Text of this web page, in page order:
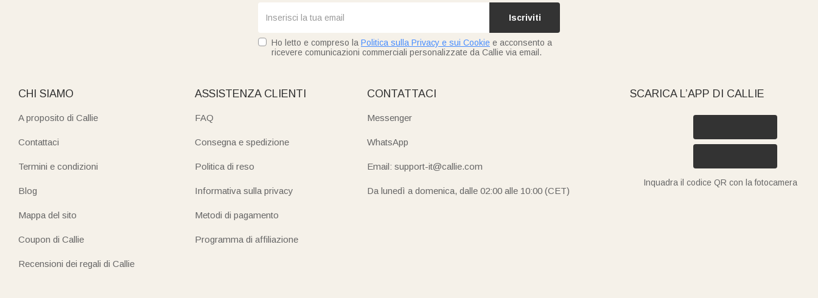
Iscriviti
Ho letto e compreso la Politica sulla Privacy e sui Cookie e acconsento a
ricevere comunicazioni commerciali personalizzate da Callie via email.
CHI SIAMO
A proposito di Callie
Contattaci
Termini e condizioni
Blog
Mappa del sito
Coupon di Callie
Recensioni dei regali di Callie
ASSISTENZA CLIENTI
FAQ
Consegna e spedizione
Politica di reso
Informativa sulla privacy
Metodi di pagamento
Programma di affiliazione
CONTATTACI
Messenger
WhatsApp
Email: support-it@callie.com
Da lunedì a domenica, dalle 02:00 alle 10:00 (CET)
SCARICA L’APP DI CALLIE
Inquadra il codice QR con la fotocamera